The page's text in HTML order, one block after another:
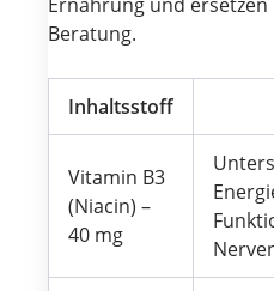
Beratung.
Inhaltsstoff
Vitamin B3
(Niacin) –
40 mg